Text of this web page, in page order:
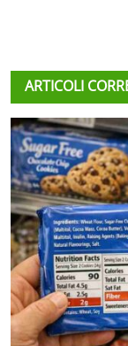
ARTICOLI